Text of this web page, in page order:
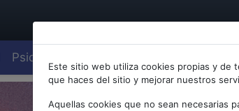
Psiquiatría
Este sitio web utiliza cookies propias y de
que haces del sitio y mejorar nuestros
Aquellas cookies que no sean necesarias